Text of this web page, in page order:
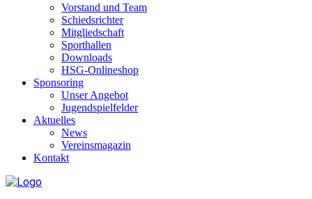
Vorstand und Team
Schiedsrichter
Mitgliedschaft
Sporthallen
Downloads
HSG-Onlineshop
Sponsoring
Unser Angebot
Jugendspielfelder
Aktuelles
News
Vereinsmagazin
Kontakt